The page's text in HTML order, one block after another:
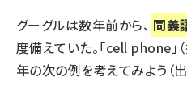
グーグルは数年前から、 同義
度備えていた。「cell phone」
年の次の例を考えてみよう（